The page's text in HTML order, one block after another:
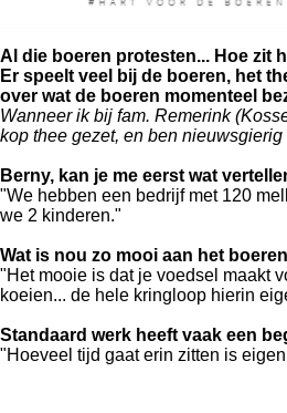
Al die boeren protesten... Hoe zit
Er speelt veel bij de boeren, het
over wat de boeren momenteel
Wanneer ik bij fam. Remerink
kop thee gezet, en ben
Berny, kan je me eerst wat
"We hebben een bedrijf met 120
we 2 kinderen."
Wat is nou zo mooi aan het
"Het mooie is dat je voedsel maakt
koeien... de hele kringloop hierin
Standaard werk heeft vaak een
"Hoeveel tijd gaat erin zitten is